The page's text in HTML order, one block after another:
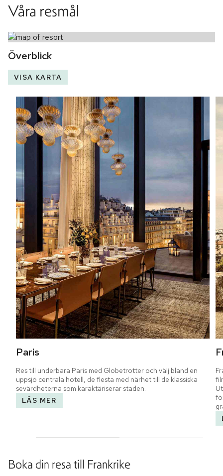
Våra resmål
Överblick
VISA KARTA
Paris
Res till underbara Paris med Globetrotter och välj bland en
uppsjö centrala hotell, de flesta med närhet till de klassiska
sevärdheterna som karaktäriserar staden.
LÄS MER
Boka din resa till Frankrike